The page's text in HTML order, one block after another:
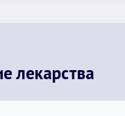
лекарства